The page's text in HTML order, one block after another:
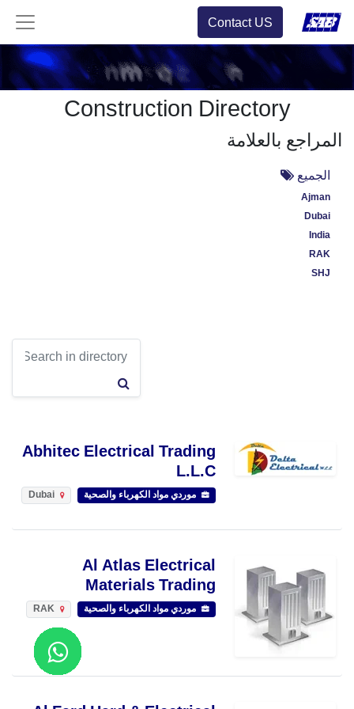
Contact US
Construction Directory
المراجع بالعلامة
الجميع
Ajman
Dubai
India
RAK
SHJ
Abhitec Electrical Trading
L.L.C
موردي مواد الكهرباء والصحية
Al Atlas Electrical
Materials Trading
موردي مواد الكهرباء والصحية